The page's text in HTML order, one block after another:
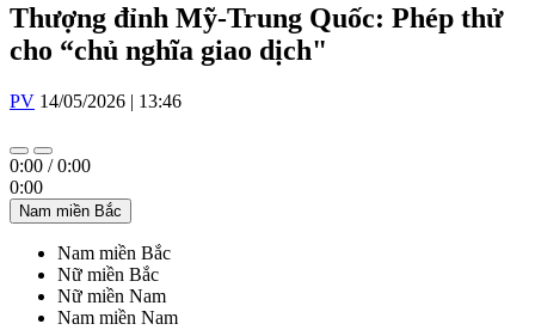
Thượng đỉnh Mỹ-Trung Quốc: Phép thử
cho “chủ nghĩa giao dịch"
PV 14/05/2026 | 13:46
0:00 /0:00
0:00
Nam miền Bắc
Nam miền Bắc
Nữ miền Bắc
Nữ miền Nam
Nam miền Nam